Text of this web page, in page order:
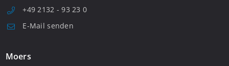
+49 2132 - 93 23 0
E-Mail senden
Moers